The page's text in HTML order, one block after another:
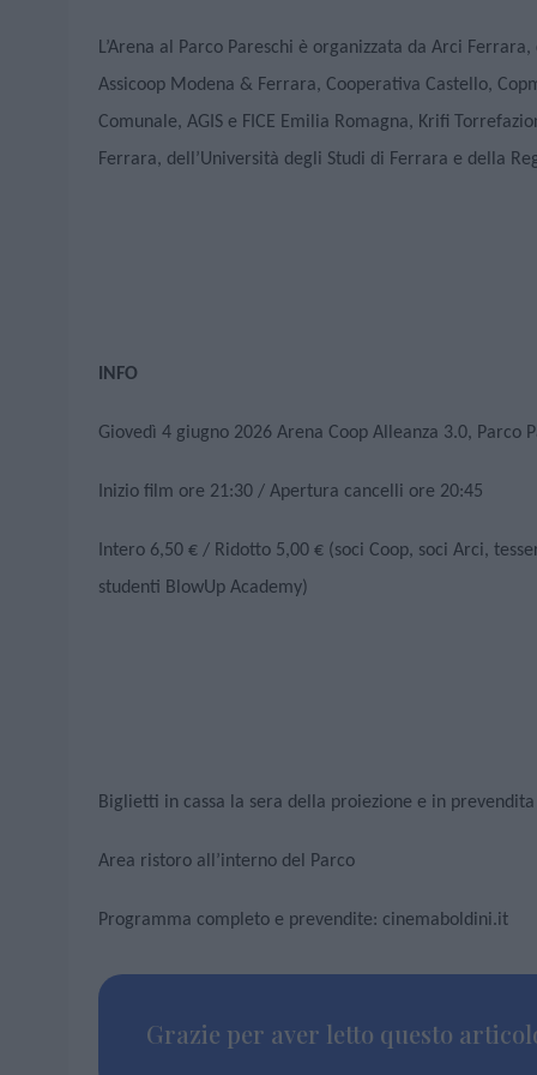
L’Arena al Parco Pareschi è organizzata da Arci
Assicoop Modena & Ferrara, Cooperativa Castello,
Comunale, AGIS e FICE Emilia Romagna, Krifi
Ferrara, dell’Università degli Studi di Ferrara e della
INFO
Giovedì 4 giugno 2026 Arena Coop Alleanza 3.0, Parco
Inizio film ore 21:30 / Apertura cancelli ore 20:45
Intero 6,50 € / Ridotto 5,00 € (soci Coop, soci Arci,
studenti BlowUp Academy)
Biglietti in cassa la sera della proiezione e in
Area ristoro all’interno del Parco
Programma completo e prevendite: cinemaboldini.it
Grazie per aver letto questo